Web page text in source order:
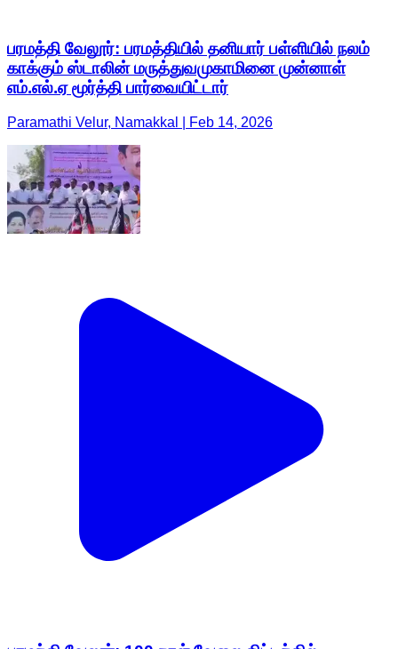
பரமத்தி வேலூர்: பரமத்தியில் தனியார் பள்ளியில் நலம்
காக்கும் ஸ்டாலின் மருத்துவமுகாமினை முன்னாள்
எம்.எல்.ஏ மூர்த்தி பார்வையிட்டார்
Paramathi Velur, Namakkal | Feb 14, 2026